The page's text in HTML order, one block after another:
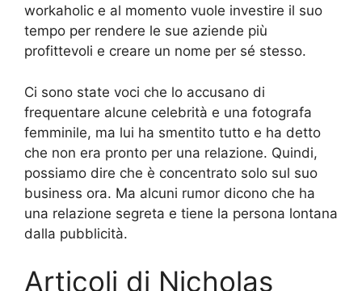
workaholic e al momento vuole investire il suo
tempo per rendere le sue aziende più
profittevoli e creare un nome per sé stesso.
Ci sono state voci che lo accusano di
frequentare alcune celebrità e una fotografa
femminile, ma lui ha smentito tutto e ha detto
che non era pronto per una relazione. Quindi,
possiamo dire che è concentrato solo sul suo
business ora. Ma alcuni rumor dicono che ha
una relazione segreta e tiene la persona lontana
dalla pubblicità.
Articoli di Nicholas